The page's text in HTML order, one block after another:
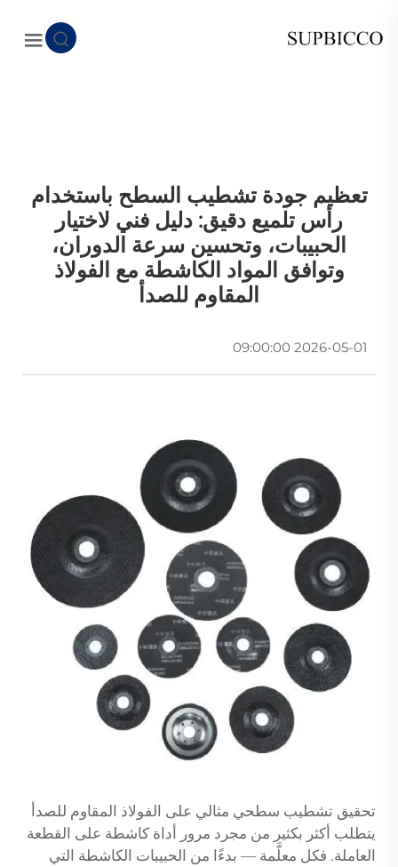
تعظيم جودة تشطيب السطح باستخدام
رأس تلميع دقيق: دليل فني لاختيار
الحبيبات، وتحسين سرعة الدوران،
وتوافق المواد الكاشطة مع الفولاذ
المقاوم للصدأ
2026-05-01 09:00:00
تحقيق تشطيب سطحي مثالي على الفولاذ المقاوم للصدأ
يتطلب أكثر بكثير من مجرد مرور أداة كاشطة على القطعة
العاملة. فكل معلَّمة — بدءًا من الحبيبات الكاشطة التي